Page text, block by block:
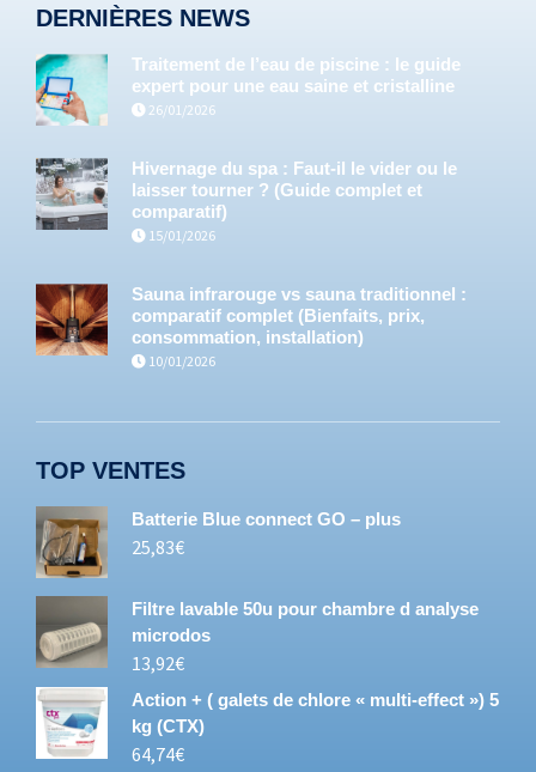
DERNIÈRES NEWS
Traitement de l’eau de piscine : le guide
expert pour une eau saine et cristalline
26/01/2026
Hivernage du spa : Faut-il le vider ou le
laisser tourner ? (Guide complet et
comparatif)
15/01/2026
Sauna infrarouge vs sauna traditionnel :
comparatif complet (Bienfaits, prix,
consommation, installation)
10/01/2026
TOP VENTES
Batterie Blue connect GO – plus
25,83€
Filtre lavable 50u pour chambre d analyse
microdos
13,92€
Action + ( galets de chlore « multi-effect ») 5
kg (CTX)
64,74€